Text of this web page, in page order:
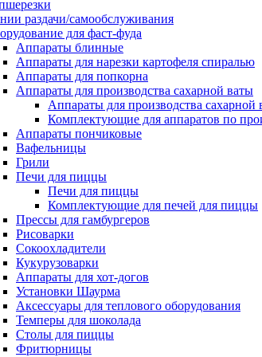
раздачи/самообслуживания
для фаст-фуда
Аппараты блинные
Аппараты для нарезки картофеля спиралью
Аппараты для попкорна
Аппараты для производства сахарной ваты
Аппараты для производства сахарной
Комплектующие для аппаратов по
Аппараты пончиковые
Вафельницы
Грили
Печи для пиццы
Печи для пиццы
Комплектующие для печей для пиццы
Прессы для гамбургеров
Рисоварки
Сокоохладители
Кукурузоварки
Аппараты для хот-догов
Установки Шаурма
Аксессуары для теплового оборудования
Темперы для шоколада
Столы для пиццы
Фритюрницы